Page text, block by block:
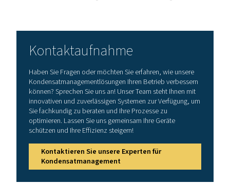
ordnungsgemäße Kühlung minimiertunnötige
und geringeren Betriebskosten führt.
Wie wählt man den
Nachkühler?